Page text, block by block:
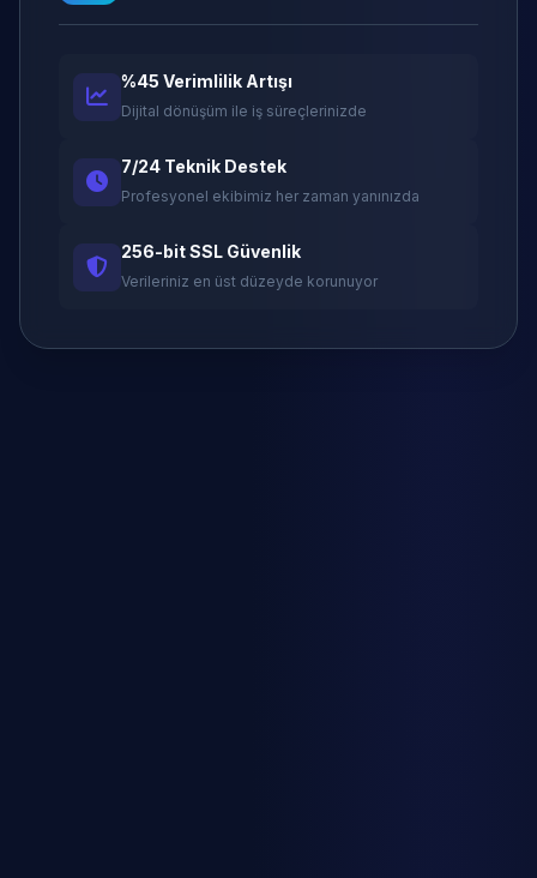
%45 Verimlilik Artışı
Dijital dönüşüm ile iş süreçlerinizde
7/24 Teknik Destek
Profesyonel ekibimiz her zaman yanınızda
256-bit SSL Güvenlik
Verileriniz en üst düzeyde korunuyor